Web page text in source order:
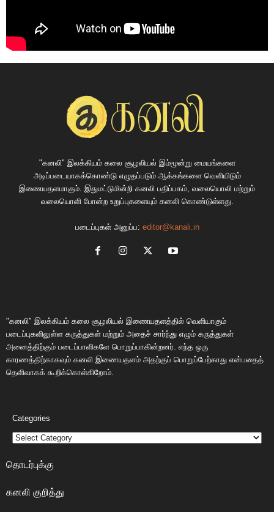
"கனலி" இலக்கியம் கலை சூழலியல் இம்மூன்று மையங்களை
அடிப்படையாகக்கொண்டு எழுதப்படும் ஆக்கங்களை வெளியிடும்
இணையதளமாகும். இதுமட்டுமின்றி கனலி பதிப்பகம், வலையொலி மற்றும்
வலையொளி போன்ற உறுப்புகளையும் கனலி கொண்டுள்ளது.
படைப்புகள் அனுப்ப: editor@kanali.in
"கனலி" இலக்கியம் கலை சூழலியல் இணையதளத்தில் வெளியாகும்
படைப்புகளிலுள்ள கருத்துகள் மற்றும் அதைச் சார்ந்து எழும் கருத்துகள்
அனைத்திற்கும் படைப்பாளிகளே பொறுப்பாகின்றனர். எந்த ஒரு
காரணத்திற்காகவும் கனலி இணையதளம் அதற்குப் பொறுப்பேற்காது என்பதைத்
தெளிவாகக் கூறிக்கொள்கிறோம்.
Categories
தொடர்புக்கு
கனலி குறித்து